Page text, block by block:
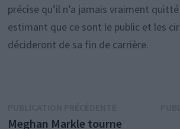
précise qu’il n’a jamais vraiment
estimant que ce sont le public et les
décideront de sa fin de carrière.
précédente :
Meghan Markle tourne